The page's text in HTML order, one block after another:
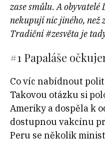
zase smůlu. A
nekupují nic jiného, než
Tradiční #zesvěta je
#1 Papaláše
Co víc nabídnout
Takovou otázku si
Ameriky a dospěla k
dostupnou vakcínu
Peru se několik